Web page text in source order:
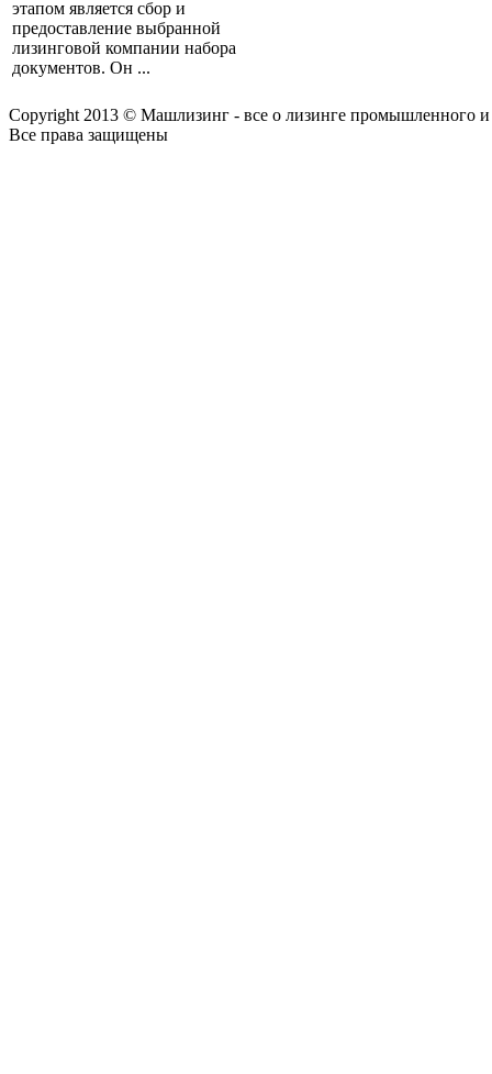
этапом является сбор и
предоставление выбранной
лизинговой компании набора
документов. Он ...
Copyright 2013 © Машлизинг - все о лизинге промышленного и
Все права защищены